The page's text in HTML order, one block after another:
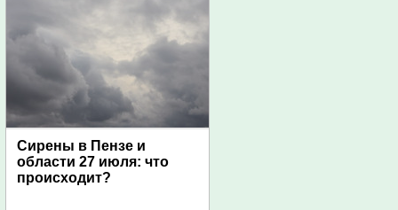
Сирены в Пензе и
области 27 июля: что
происходит?